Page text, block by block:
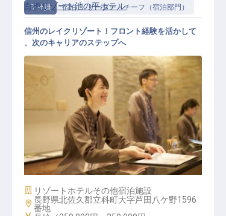
正社員 宿泊 リーダー・チーフ（宿泊部門）
フロント│経験者歓迎／キャリアパ
スあり／月8,000寮完備／連休あり
白樺リゾート池の平ホテル
信州のレイクリゾート！フロント経験を活かして
、次のキャリアのステップへ
施設業態
リゾートホテルその他宿泊施設
勤務地
長野県北佐久郡立科町大字芦田八ケ野1596
番地